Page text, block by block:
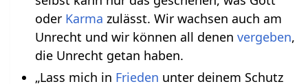
oder Karma zulässt. Wir wachsen auch am
Unrecht und wir können all denen vergeben,
die Unrecht getan haben.
„Lass mich in Frieden unter deinem Schutz